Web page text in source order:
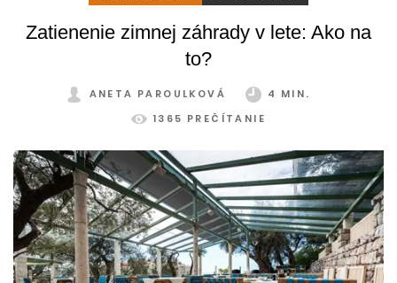
Zatienenie zimnej záhrady v lete: Ako na
to?
ANETA PAROULKOVÁ
4 MIN.
1365 PREČÍTANIE